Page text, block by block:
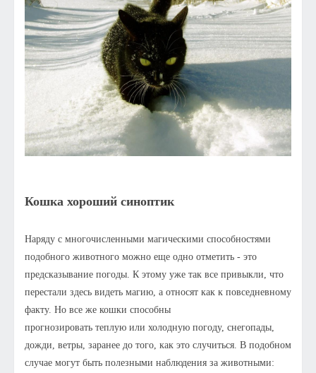
Кошка хороший синоптик
Наряду с многочисленными магическими способностями
подобного животного можно еще одно отметить - это
предсказывание погоды. К этому уже так все привыкли, что
перестали здесь видеть магию, а относят как к повседневному
факту. Но все же кошки способны
прогнозировать теплую или холодную погоду, снегопады,
дожди, ветры, заранее до того, как это случиться. В подобном
случае могут быть полезными наблюдения за животными: